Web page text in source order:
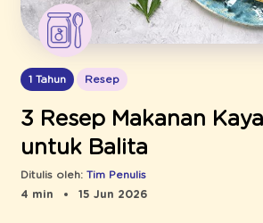
1 Tahun Resep
3 Resep Makanan
untuk Balita
Ditulis oleh: Tim Penulis
4 min
15 Jun 2026